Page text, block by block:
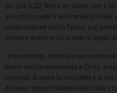
sé» (Gal 5,22). Non è un sogno, non è
ai nostri progetti: è un’umanità più
collaborazione con lo Spirito, può
uomini e donne in cui si vede lo Spirito
I primi cristiani, immersi in un mondo
hanno reso testimonianza a Cristo,
nel modo di vivere la sessualità e la
di vivere i rapporti fraterni nella carità e